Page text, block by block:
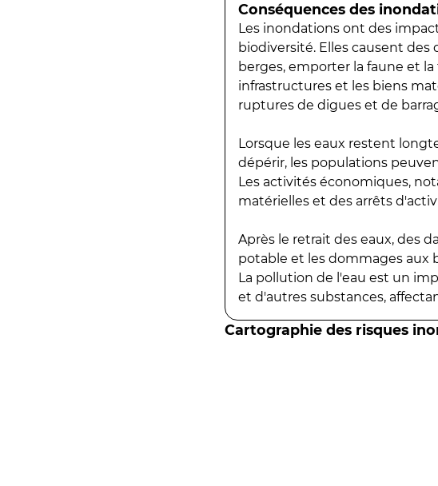
Conséquences des
Les inondations ont des
biodiversité. Elles causent
berges, emporter la faune et
infrastructures et les biens
ruptures de digues et de
Lorsque les eaux restent
dépérir, les populations
Les activités économiques,
matérielles et des arrêts
Après le retrait des eaux, des
potable et les dommages aux
La pollution de l'eau est un
et d'autres substances,
Cartographie des risques